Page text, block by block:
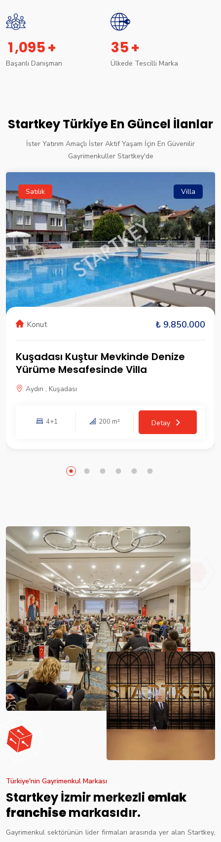
1,095+
Başarılı Danışman
35+
Ülkede Tescilli Marka
Startkey Türkiye En Güncel İlanlar
İster Yatırım Amaçlı İster Aktif Yaşam İçin En Güvenilir
Gayrimenkuller Startkey'de
Satılık Villa
Konut ₺ 9.850.000
Kuşadası Kuştur Mevkinde Denize
Yürüme Mesafesinde Villa
Aydın , Kuşadası
4+1 200 m² Detay
Türkiye'nin Gayrimenkul Markası
Startkey İzmir merkezli emlak
franchisemarkasıdır.
Gayrimenkul sektörünün lider firmaları arasında yer alan Startkey,